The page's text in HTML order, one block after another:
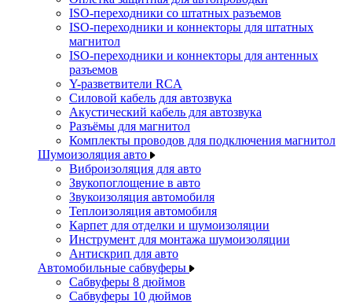
ISO-переходники со штатных разъемов
ISO-переходники и коннекторы для штатных
магнитол
ISO-переходники и коннекторы для антенных
разъемов
Y-разветвители RCA
Силовой кабель для автозвука
Акустический кабель для автозвука
Разъёмы для магнитол
Комплекты проводов для подключения магнитол
Шумоизоляция авто
Виброизоляция для авто
Звукопоглощение в авто
Звукоизоляция автомобиля
Теплоизоляция автомобиля
Карпет для отделки и шумоизоляции
Инструмент для монтажа шумоизоляции
Антискрип для авто
Автомобильные сабвуферы
Сабвуферы 8 дюймов
Сабвуферы 10 дюймов